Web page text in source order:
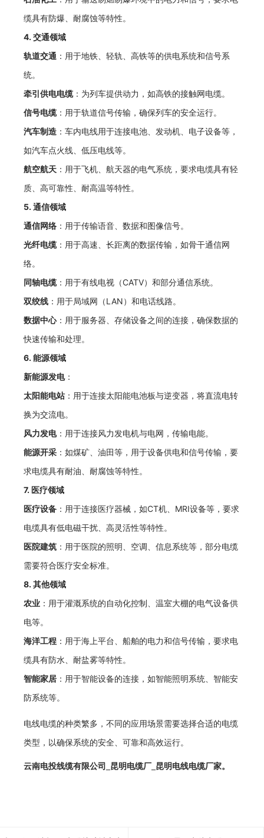
缆具有防爆、耐腐蚀等特性。
4. 交通领域
轨道交通 ：用于地铁、轻轨、高铁等的供电系统和信号系
统。
牵引供电电缆：为列车提供动力，如高铁的接触网电缆。
信号电缆：用于轨道信号传输，确保列车的安全运行。
汽车制造 ：车内电线用于连接电池、发动机、电子设备等，
如汽车点火线、低压电线等。
航空航天 ：用于飞机、航天器的电气系统，要求电缆具有轻
质、高可靠性、耐高温等特性。
5. 通信领域
通信网络 ：用于传输语音、数据和图像信号。
光纤电缆：用于高速、长距离的数据传输，如骨干通信网
络。
同轴电缆：用于有线电视（CATV）和部分通信系统。
双绞线 ：用于局域网（LAN）和电话线路。
数据中心：用于服务器、存储设备之间的连接，确保数据的
快速传输和处理。
6. 能源领域
新能源发电：
太阳能电站 ：用于连接太阳能电池板与逆变器，将直流电转
换为交流电。
风力发电：用于连接风力发电机与电网，传输电能。
能源开采 ：如煤矿、油田等，用于设备供电和信号传输，要
求电缆具有耐油、耐腐蚀等特性。
7. 医疗领域
医疗设备 ：用于连接医疗器械，如CT机、MRI设备等，要求
电缆具有低电磁干扰、高灵活性等特性。
医院建筑 ：用于医院的照明、空调、信息系统等，部分电缆
需要符合医疗安全标准。
8. 其他领域
农业 ：用于灌溉系统的自动化控制、温室大棚的电气设备供
电等。
海洋工程 ：用于海上平台、船舶的电力和信号传输，要求电
缆具有防水、耐盐雾等特性。
智能家居 ：用于智能设备的连接，如智能照明系统、智能安
防系统等。
电线电缆的种类繁多，不同的应用场景需要选择合适的电缆
类型，以确保系统的安全、可靠和高效运行。
云南电投线缆有限公司_昆明电缆厂_昆明电线电缆厂家。